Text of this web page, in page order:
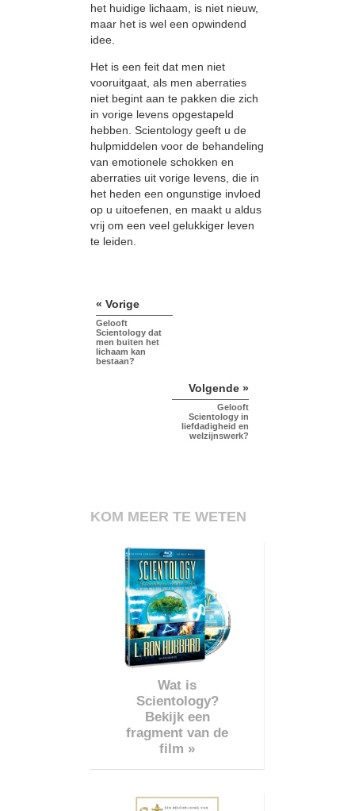
het huidige lichaam, is niet nieuw,
maar het is wel een opwindend
idee.
Het is een feit dat men niet
vooruitgaat, als men aberraties
niet begint aan te pakken die zich
in vorige levens opgestapeld
hebben. Scientology geeft u de
hulpmiddelen voor de behandeling
van emotionele schokken en
aberraties uit vorige levens, die in
het heden een ongunstige invloed
op u uitoefenen, en maakt u aldus
vrij om een veel gelukkiger leven
te leiden.
« Vorige
Gelooft
Scientology dat
men buiten het
lichaam kan
bestaan?
Volgende »
Gelooft
Scientology in
liefdadigheid en
welzijnswerk?
KOM MEER TE WETEN
Wat is
Scientology?
Bekijk een
fragment van de
film »